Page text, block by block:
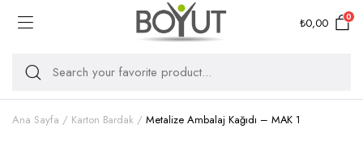
₺0,00 0
Ana Sayfa Karton Bardak Metalize Ambalaj Kağıdı – MAK 1